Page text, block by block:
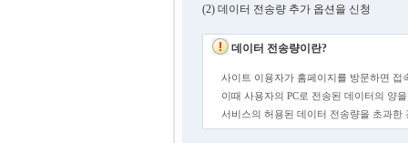
(2) 데이터 전송량 추가 옵션을 신청
데이터 전송량이란?
사이트 이용자가 홈페이지를 방문하면 접
이때 사용자의 PC로 전송된 데이터의 양
서비스의 허용된 데이터 전송량을 초과